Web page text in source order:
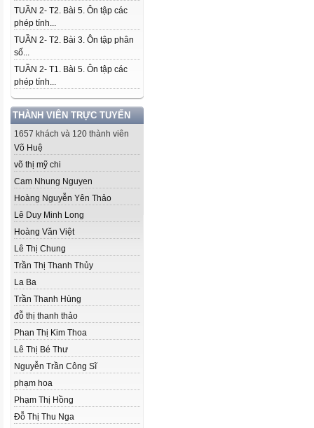
TUẦN 2- T2. Bài 5. Ôn tập các
phép tính...
TUẦN 2- T2. Bài 3. Ôn tập phân
số...
TUẦN 2- T1. Bài 5. Ôn tập các
phép tính...
THÀNH VIÊN TRỰC TUYẾN
1657 khách và 120 thành viên
Võ Huệ
võ thị mỹ chi
Cam Nhung Nguyen
Hoàng Nguyễn Yên Thảo
Lê Duy Minh Long
Hoàng Văn Việt
Lê Thị Chung
Trần Thị Thanh Thủy
La Ba
Trần Thanh Hùng
đỗ thị thanh thảo
Phan Thị Kim Thoa
Lê Thị Bé Thư
Nguyễn Trần Công Sĩ
phạm hoa
Phạm Thị Hồng
Đỗ Thị Thu Nga